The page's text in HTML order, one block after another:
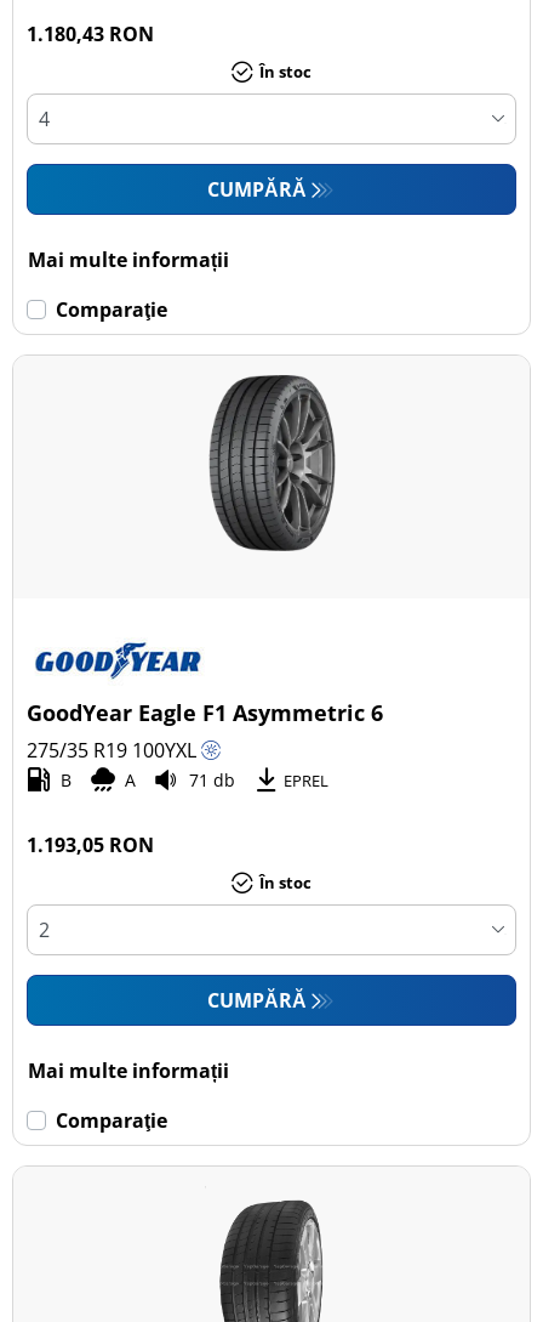
1.180,43 RON
În stoc
CUMPĂRĂ
Mai multe informații
Comparaţie
GoodYear Eagle F1 Asymmetric 6
275/35 R19 100YXL
B A 71 db EPREL
1.193,05 RON
În stoc
CUMPĂRĂ
Mai multe informații
Comparaţie